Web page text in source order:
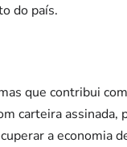
do país.
que contribui
carteira assinada,
a economia